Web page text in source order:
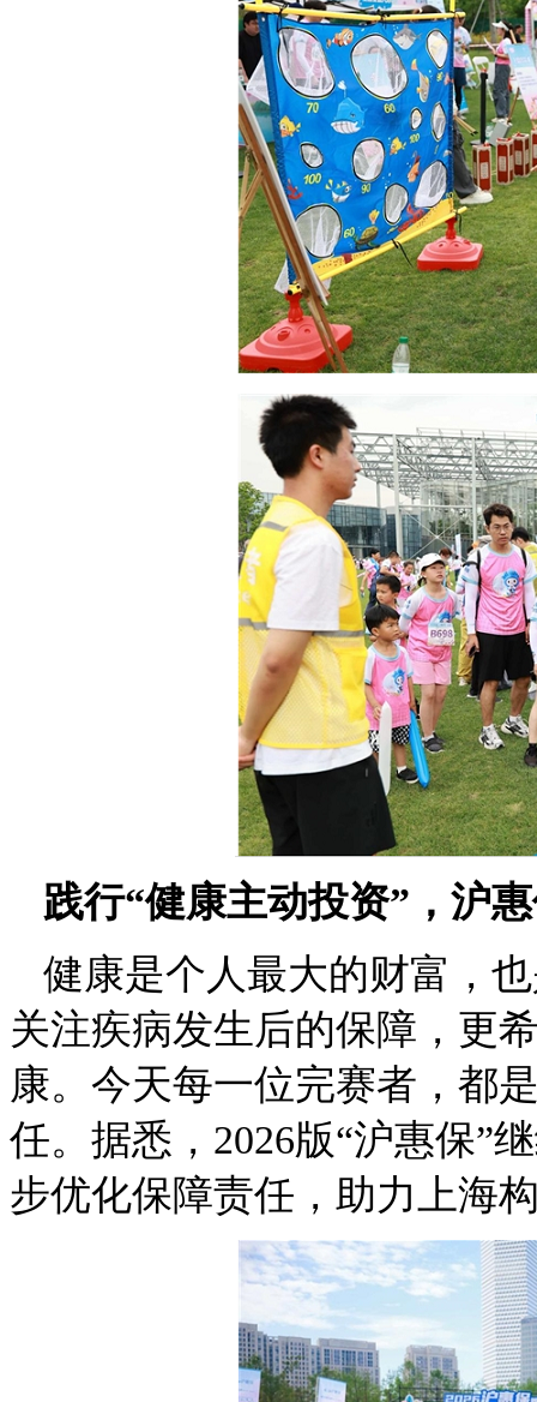
践行“健康主动投资”，沪
健康是个人最大的财富，
关注疾病发生后的保障，更
康。今天每一位完赛者，都
任。据悉，2026版“沪惠保”
步优化保障责任，助力上海